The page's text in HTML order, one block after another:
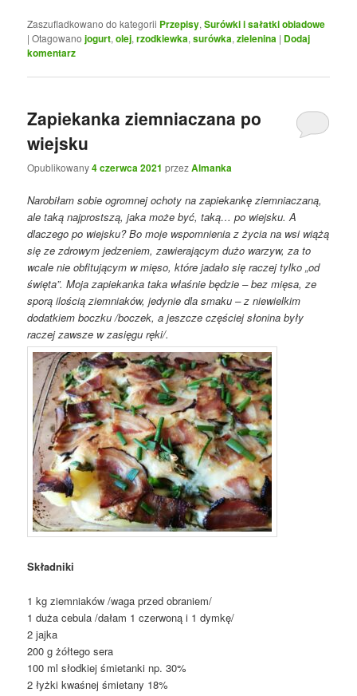
Zaszufladkowano do kategorii Przepisy,Surówki i sałatki obiadowe
|Otagowano jogurt,olej,rzodkiewka,surówka,zielenina | Dodaj
komentarz
Zapiekanka ziemniaczana po
wiejsku
Opublikowany4 czerwca 2021 przezAlmanka
Narobiłam sobie ogromnej ochoty na zapiekankę ziemniaczaną,
ale taką najprostszą, jaka może być, taką… po wiejsku. A
dlaczego po wiejsku? Bo moje wspomnienia z życia na wsi wiążą
się ze zdrowym jedzeniem, zawierającym dużo warzyw, za to
wcale nie obfitującym w mięso, które jadało się raczej tylko „od
święta”. Moja zapiekanka taka właśnie będzie – bez mięsa, ze
sporą ilością ziemniaków, jedynie dla smaku – z niewielkim
dodatkiem boczku /boczek, a jeszcze częściej słonina były
raczej zawsze w zasięgu ręki/.
Składniki
1 kg ziemniaków /waga przed obraniem/
1 duża cebula /dałam 1 czerwoną i 1 dymkę/
2 jajka
200 g żółtego sera
100 ml słodkiej śmietanki np. 30%
2 łyżki kwaśnej śmietany 18%